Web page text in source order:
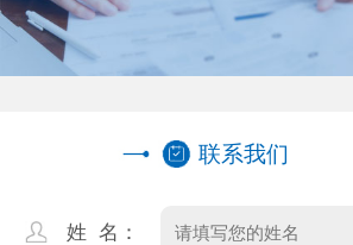
联系我们
姓 名：